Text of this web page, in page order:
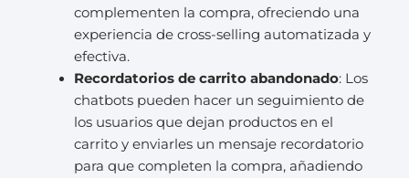
complementen la compra, ofreciendo una
experiencia de cross-selling automatizada y
efectiva.
Recordatorios de carrito abandonado: Los
chatbots pueden hacer un seguimiento de
los usuarios que dejan productos en el
carrito y enviarles un mensaje recordatorio
para que completen la compra, añadiendo